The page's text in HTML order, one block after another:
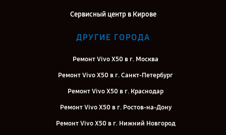
Сервисный центр в Кирове
ДРУГИЕ ГОРОДА
Ремонт Vivo X50 в г. Москва
Ремонт Vivo X50 в г. Санкт-Петербург
Ремонт Vivo X50 в г. Краснодар
Ремонт Vivo X50 в г. Ростов-на-Дону
Ремонт Vivo X50 в г. Нижний Новгород